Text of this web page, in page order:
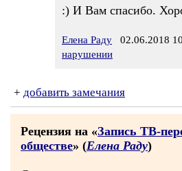
:) И Вам спасибо.
Елена Раду 02.06.2018
нарушении
+ добавить замечания
Рецензия на «Запись ТВ-
обществе» (Елена Раду)